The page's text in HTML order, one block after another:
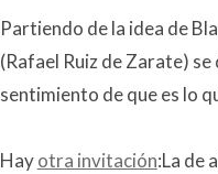
Partiendo de la idea de
(Rafael Ruiz de Zarate)
sentimiento de que es lo
Hayotra invitación:La de